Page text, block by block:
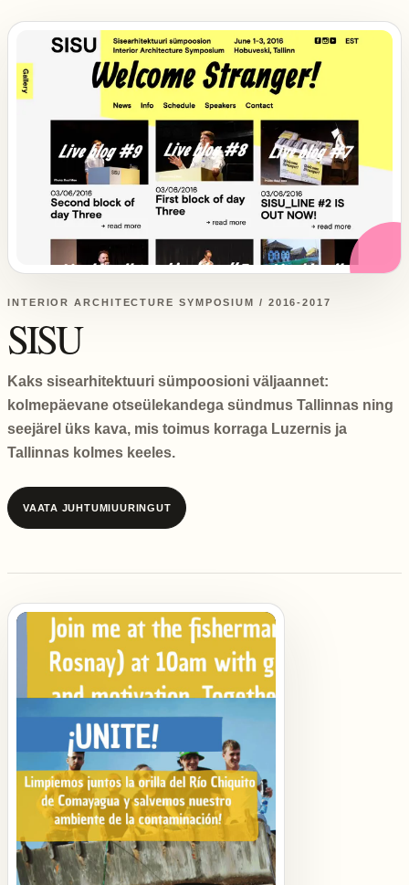
INTERIOR ARCHITECTURE SYMPOSIUM / 2016-2017
SISU
Kaks sisearhitektuuri sümpoosioni väljaannet:
kolmepäevane otseülekandega sündmus Tallinnas ning
seejärel üks kava, mis toimus korraga Luzernis ja
Tallinnas kolmes keeles.
VAATA JUHTUMIUURINGUT